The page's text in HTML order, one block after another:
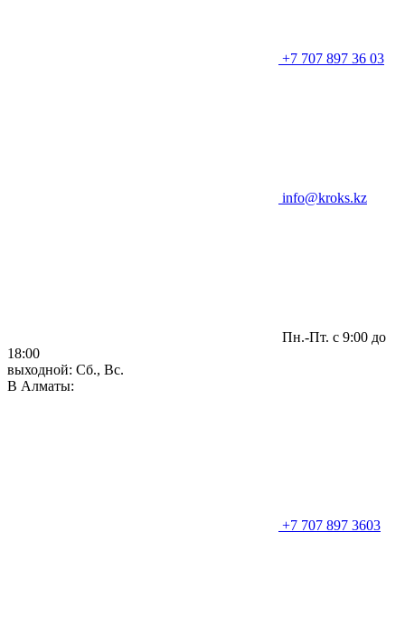
+7 707 897 36 03
info@kroks.kz
Пн.-Пт. с 9:00 до
18:00
выходной: Сб., Вс.
В Алматы:
+7 707 897 3603